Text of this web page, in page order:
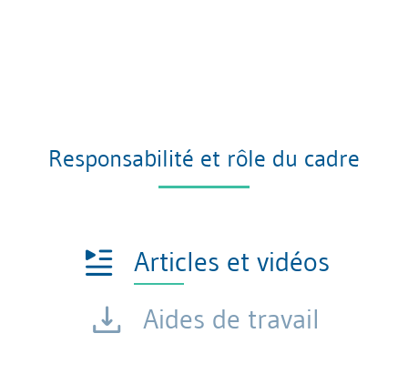
Responsabilité et rôle du cadre
Articles et vidéos
Aides de travail